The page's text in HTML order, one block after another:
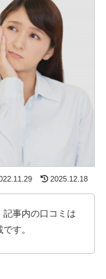
2025.12.18
事内の口コミは
す。